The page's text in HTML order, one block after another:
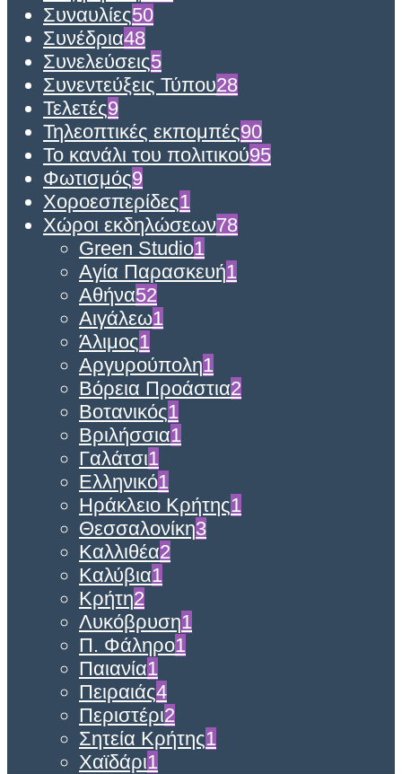
Συναυλίες50
Συνέδρια48
Συνελεύσεις5
Συνεντεύξεις Τύπου28
Τελετές9
Τηλεοπτικές εκπομπές90
Το κανάλι του πολιτικού95
Φωτισμός9
Χοροεσπερίδες1
Χώροι εκδηλώσεων78
Green Studio1
Αγία Παρασκευή1
Αθήνα52
Αιγάλεω1
Άλιμος1
Αργυρούπολη1
Βόρεια Προάστια2
Βοτανικός1
Βριλήσσια1
Γαλάτσι1
Ελληνικό1
Ηράκλειο Κρήτης1
Θεσσαλονίκη3
Καλλιθέα2
Καλύβια1
Κρήτη2
Λυκόβρυση1
Π. Φάληρο1
Παιανία1
Πειραιάς4
Περιστέρι2
Σητεία Κρήτης1
Χαϊδάρι1